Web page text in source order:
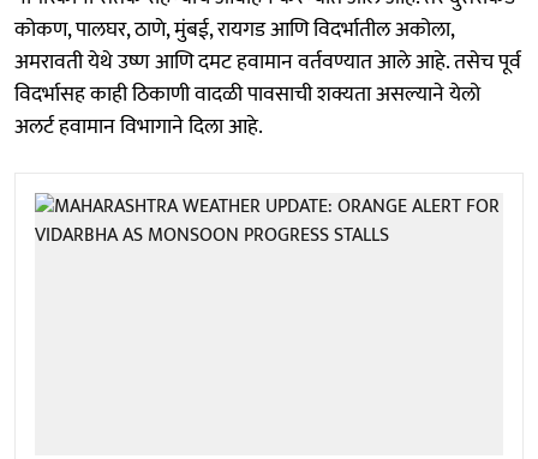
कोकण, पालघर, ठाणे, मुंबई, रायगड आणि विदर्भातील अकोला,
अमरावती येथे उष्ण आणि दमट हवामान वर्तवण्यात आले आहे. तसेच पूर्व
विदर्भासह काही ठिकाणी वादळी पावसाची शक्यता असल्याने येलो
अलर्ट हवामान विभागाने दिला आहे.